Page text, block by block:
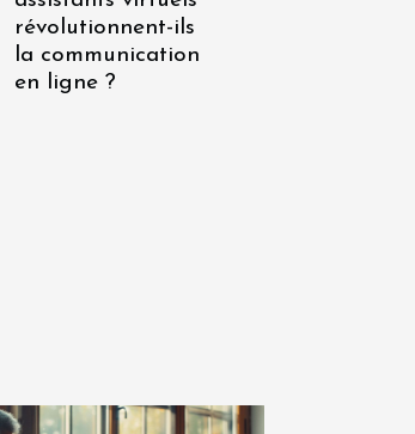
révolutionnent-ils
la communication
en ligne ?